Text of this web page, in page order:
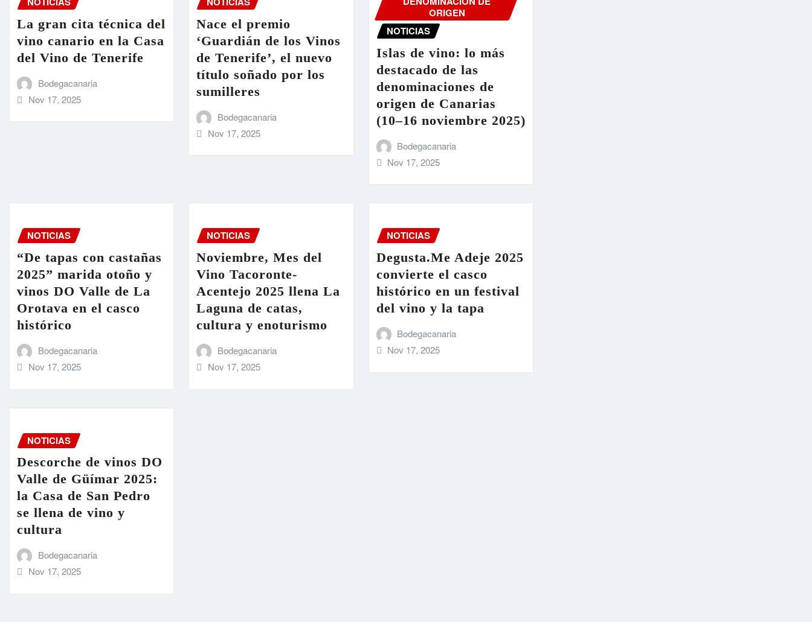
La gran cita técnica del
vino canario en la Casa
del Vino de Tenerife
Bodegacanaria
Nov 17, 2025
Nace el premio
‘Guardián de los Vinos
de Tenerife’, el nuevo
título soñado por los
sumilleres
Bodegacanaria
Nov 17, 2025
ORIGEN
NOTICIAS
Islas de vino: lo más
destacado de las
denominaciones de
origen de Canarias
(10–16 noviembre 2025)
Bodegacanaria
Nov 17, 2025
NOTICIAS
“De tapas con castañas
2025” marida otoño y
vinos DO Valle de La
Orotava en el casco
histórico
Bodegacanaria
Nov 17, 2025
NOTICIAS
Noviembre, Mes del
Vino Tacoronte-
Acentejo 2025 llena La
Laguna de catas,
cultura y enoturismo
Bodegacanaria
Nov 17, 2025
NOTICIAS
Degusta.Me Adeje 2025
convierte el casco
histórico en un festival
del vino y la tapa
Bodegacanaria
Nov 17, 2025
NOTICIAS
Descorche de vinos DO
Valle de Güímar 2025:
la Casa de San Pedro
se llena de vino y
cultura
Bodegacanaria
Nov 17, 2025